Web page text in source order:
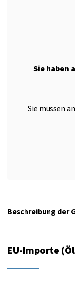
Sie haben
Sie müssen
Beschreibung der
EU-Importe